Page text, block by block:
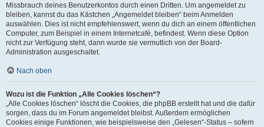
Missbrauch deines Benutzerkontos durch einen Dritten. Um angemeldet zu
bleiben, kannst du das Kästchen „Angemeldet bleiben“ beim Anmelden
auswählen. Dies ist nicht empfehlenswert, wenn du dich an einem öffentlichen
Computer, zum Beispiel in einem Internetcafé, befindest. Wenn diese Option
nicht zur Verfügung steht, dann wurde sie vermutlich von der Board-
Administration ausgeschaltet.
Nach oben
Wozu ist die Funktion „Alle Cookies löschen“?
„Alle Cookies löschen“ löscht die Cookies, die phpBB erstellt hat und die dafür
sorgen, dass du im Forum angemeldet bleibst. Außerdem ermöglichen
Cookies einige Funktionen, wie beispielsweise den „Gelesen“-Status – sofern